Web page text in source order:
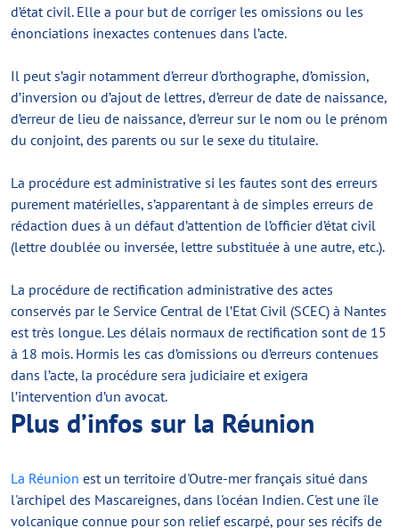
d’état civil. Elle a pour but de corriger les omissions ou les
énonciations inexactes contenues dans l’acte.
Il peut s’agir notamment d’erreur d’orthographe, d’omission,
d’inversion ou d’ajout de lettres, d’erreur de date de naissance,
d’erreur de lieu de naissance, d’erreur sur le nom ou le prénom
du conjoint, des parents ou sur le sexe du titulaire.
La procédure est administrative si les fautes sont des erreurs
purement matérielles, s’apparentant à de simples erreurs de
rédaction dues à un défaut d’attention de l’officier d’état civil
(lettre doublée ou inversée, lettre substituée à une autre, etc.).
La procédure de rectification administrative des actes
conservés par le Service Central de l’Etat Civil (SCEC) à Nantes
est très longue. Les délais normaux de rectification sont de 15
à 18 mois. Hormis les cas d’omissions ou d’erreurs contenues
dans l’acte, la procédure sera judiciaire et exigera
l’intervention d’un avocat.
Plus d’infos sur la Réunion
La Réunion est un territoire d'Outre-mer français situé dans
l'archipel des Mascareignes, dans l'océan Indien. C'est une île
volcanique connue pour son relief escarpé, pour ses récifs de